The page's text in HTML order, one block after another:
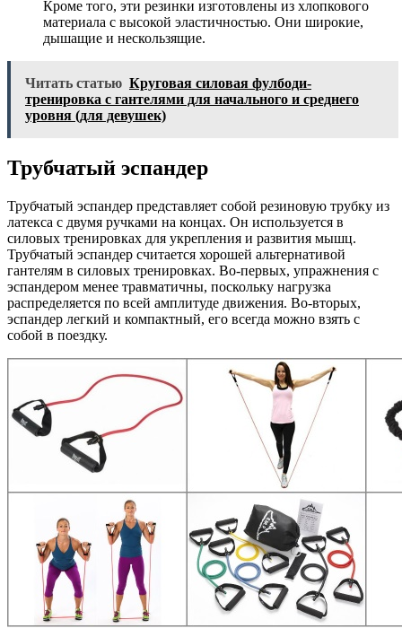
Кроме того, эти резинки изготовлены из хлопкового
материала с высокой эластичностью. Они широкие,
дышащие и нескользящие.
Читать статью Круговая силовая фулбоди-
тренировка с гантелями для начального и среднего
уровня (для девушек)
Трубчатый эспандер
Трубчатый эспандер представляет собой резиновую трубку из
латекса с двумя ручками на концах. Он используется в
силовых тренировках для укрепления и развития мышц.
Трубчатый эспандер считается хорошей альтернативой
гантелям в силовых тренировках. Во-первых, упражнения с
эспандером менее травматичны, поскольку нагрузка
распределяется по всей амплитуде движения. Во-вторых,
эспандер легкий и компактный, его всегда можно взять с
собой в поездку.